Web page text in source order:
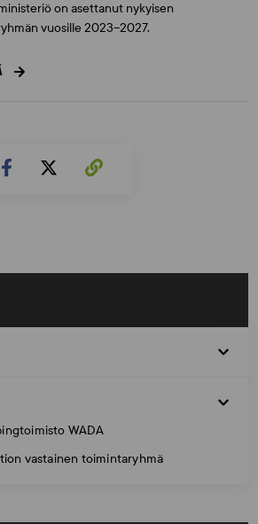
on asettanut nykyisen
vuosille 2023–2027.
WADA
vastainen toimintaryhmä